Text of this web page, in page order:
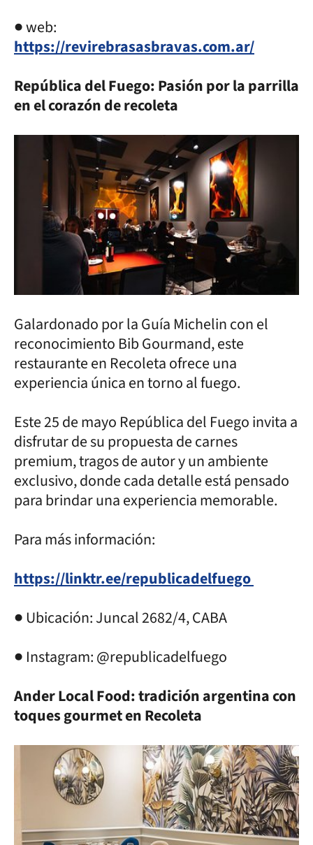
● web:
https://revirebrasasbravas.com.ar/
República del Fuego: Pasión por la parrilla
en el corazón de recoleta
Galardonado por la Guía Michelin con el
reconocimiento Bib Gourmand, este
restaurante en Recoleta ofrece una
experiencia única en torno al fuego.
Este 25 de mayo República del Fuego invita a
disfrutar de su propuesta de carnes
premium, tragos de autor y un ambiente
exclusivo, donde cada detalle está pensado
para brindar una experiencia memorable.
Para más información:
https://linktr.ee/republicadelfuego
● Ubicación: Juncal 2682/4, CABA
● Instagram: @republicadelfuego
Ander Local Food: tradición argentina con
toques gourmet en Recoleta